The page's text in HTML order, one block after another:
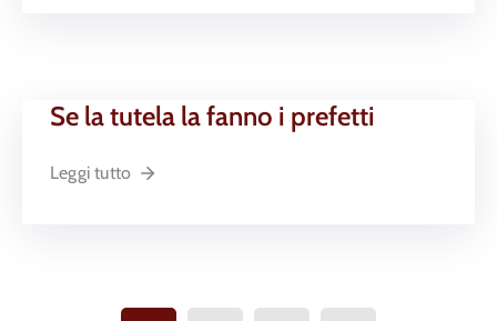
Se la tutela la fanno i prefetti
Leggi tutto